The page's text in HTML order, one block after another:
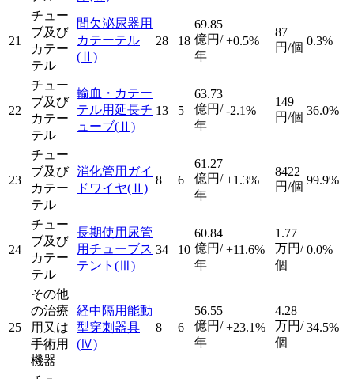
21
チュー
ブ及び
カテー
テル
間欠泌尿器用
カテーテル
(Ⅱ)
28 18
69.85
億円/
年
+0.5%
87
円/個 0.3%
22
チュー
ブ及び
カテー
テル
輸血・カテー
テル用延長チ
ューブ(Ⅱ)
13 5
63.73
億円/
年
-2.1%
149
円/個 36.0%
23
チュー
ブ及び
カテー
テル
消化管用ガイ
ドワイヤ(Ⅱ)
8 6
61.27
億円/
年
+1.3%
8422
円/個 99.9%
24
チュー
ブ及び
カテー
テル
長期使用尿管
用チューブス
テント (Ⅲ)
34 10
60.84
億円/
年
+11.6%
1.77
万円/
個
0.0%
25
その他
の治療
用又は
手術用
機器
経中隔用能動
型穿刺器具
(Ⅳ)
8 6
56.55
億円/
年
+23.1%
4.28
万円/
個
34.5%